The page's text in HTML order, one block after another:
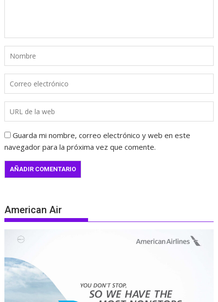
Guarda mi nombre, correo electrónico y web en este
navegador para la próxima vez que comente.
American Air